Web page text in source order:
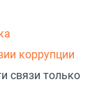
коррупции
связи только